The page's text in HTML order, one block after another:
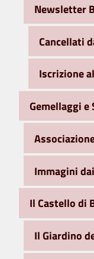
Newsletter
Cancellati
Iscrizione
Gemellaggi
Immagini
Il Castello di
Il Giardino